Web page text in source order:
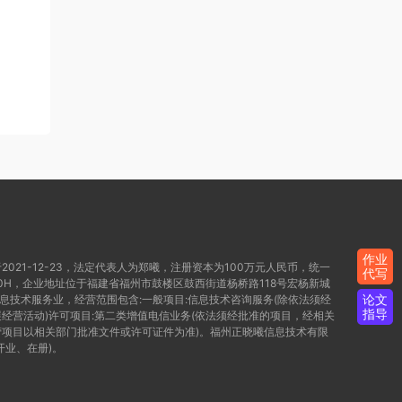
12-23，法定代表人为郑曦，注册资本为100万元人民币，统一
，企业地址位于福建省福州市鼓楼区鼓西街道杨桥路118号宏杨新城
术服务业，经营范围包含:一般项目:信息技术咨询服务(除依法须经
营活动)许可项目:第二类增值电信业务(依法须经批准的项目，经相关
目以相关部门批准文件或许可证件为准)。福州正晓曦信息技术有限
、在册)。
作业
代写
论文
指导